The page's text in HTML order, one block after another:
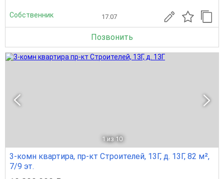
Собственник 17.07
Позвонить
1 из 10
3-комн квартира, пр-кт Строителей, 13Г, д. 13Г, 82 м²,
7/9 эт.